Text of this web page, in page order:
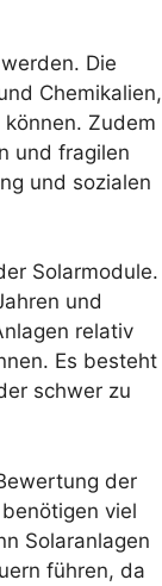
Die
Chemikalien,
Zudem
und fragilen
und sozialen
Solarmodule.
und
relativ
Es besteht
schwer zu
der
viel
Solaranlagen
führen, da